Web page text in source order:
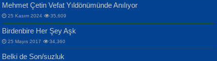
MAHMUT GÜRBÜZ
İbrahim Olmak ve Bitirebilmek...
Songül Özel
Mahzen...
NAZIM HİKMET RAN
Bir Cezaevinde, Tecritteki Adamın
Mektupları...
Mehmet Çetin Vefat Yıldönümünde Anılıyor
25 Kasım 2024 35,609
Birdenbire Her Şey Aşk
25 Mayıs 2017 34,360
Belki de Son/suzluk